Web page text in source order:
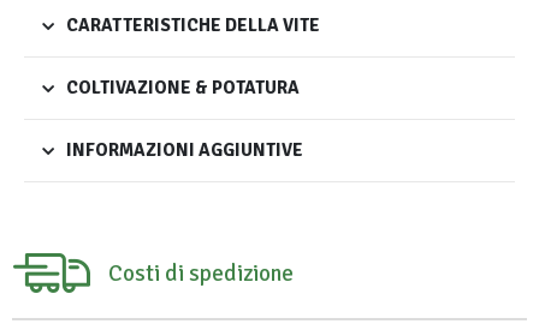
CARATTERISTICHE DELLA VITE
COLTIVAZIONE & POTATURA
INFORMAZIONI AGGIUNTIVE
Costi di spedizione